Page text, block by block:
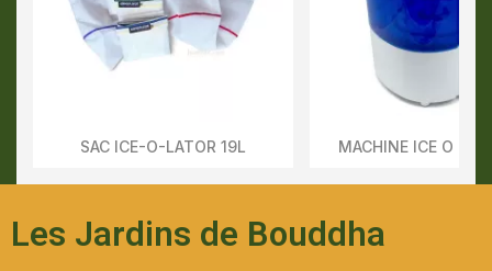
Aperçu Rapide
SAC ICE-O-LATOR 19L Aperçu
MACHINE ICE O
Les Jardins de Bouddha